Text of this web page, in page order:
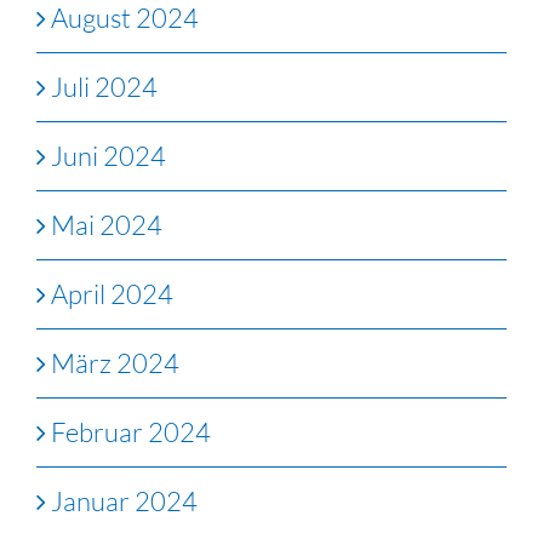
August 2024
Juli 2024
Juni 2024
Mai 2024
April 2024
März 2024
Februar 2024
Januar 2024